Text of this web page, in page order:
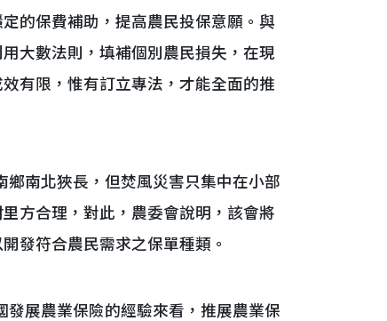
的保費補助，提高農民投保意願。與
大數法則，填補個別農民損失，在現
有限，惟有訂立專法，才能全面的推
南北狹長，但焚風災害只集中在小部
方合理，對此，農委會說明，該會將
發符合農民需求之保單種類。
展農業保險的經驗來看，推展農業保